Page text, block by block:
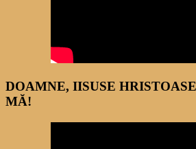
DOAMNE, IISUSE
MĂ!